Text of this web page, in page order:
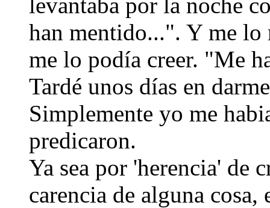
han mentido...". Y me lo
me lo podía creer. "Me
Tardé unos días en
Simplemente yo me
predicaron.
Ya sea por 'herencia' de
carencia de alguna